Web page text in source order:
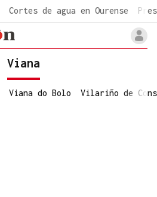
Cortes de agua en Ourense
Viana
Viana do Bolo Vilariño de